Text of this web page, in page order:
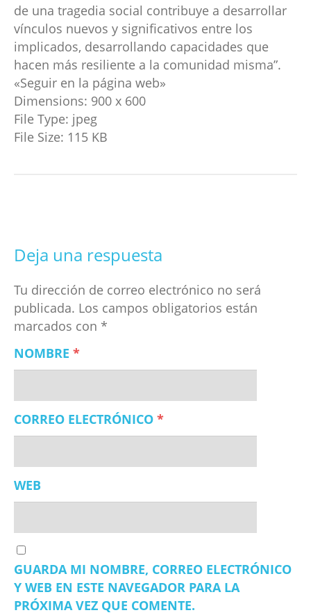
de una tragedia social contribuye a desarrollar
vínculos nuevos y significativos entre los
implicados, desarrollando capacidades que
hacen más resiliente a la comunidad misma”.
«Seguir en la página web»
Dimensions: 900 x 600
File Type: jpeg
File Size: 115 KB
Deja una respuesta
Tu dirección de correo electrónico no será
publicada. Los campos obligatorios están
marcados con *
NOMBRE *
CORREO ELECTRÓNICO *
WEB
GUARDA MI NOMBRE, CORREO ELECTRÓNICO
Y WEB EN ESTE NAVEGADOR PARA LA
PRÓXIMA VEZ QUE COMENTE.